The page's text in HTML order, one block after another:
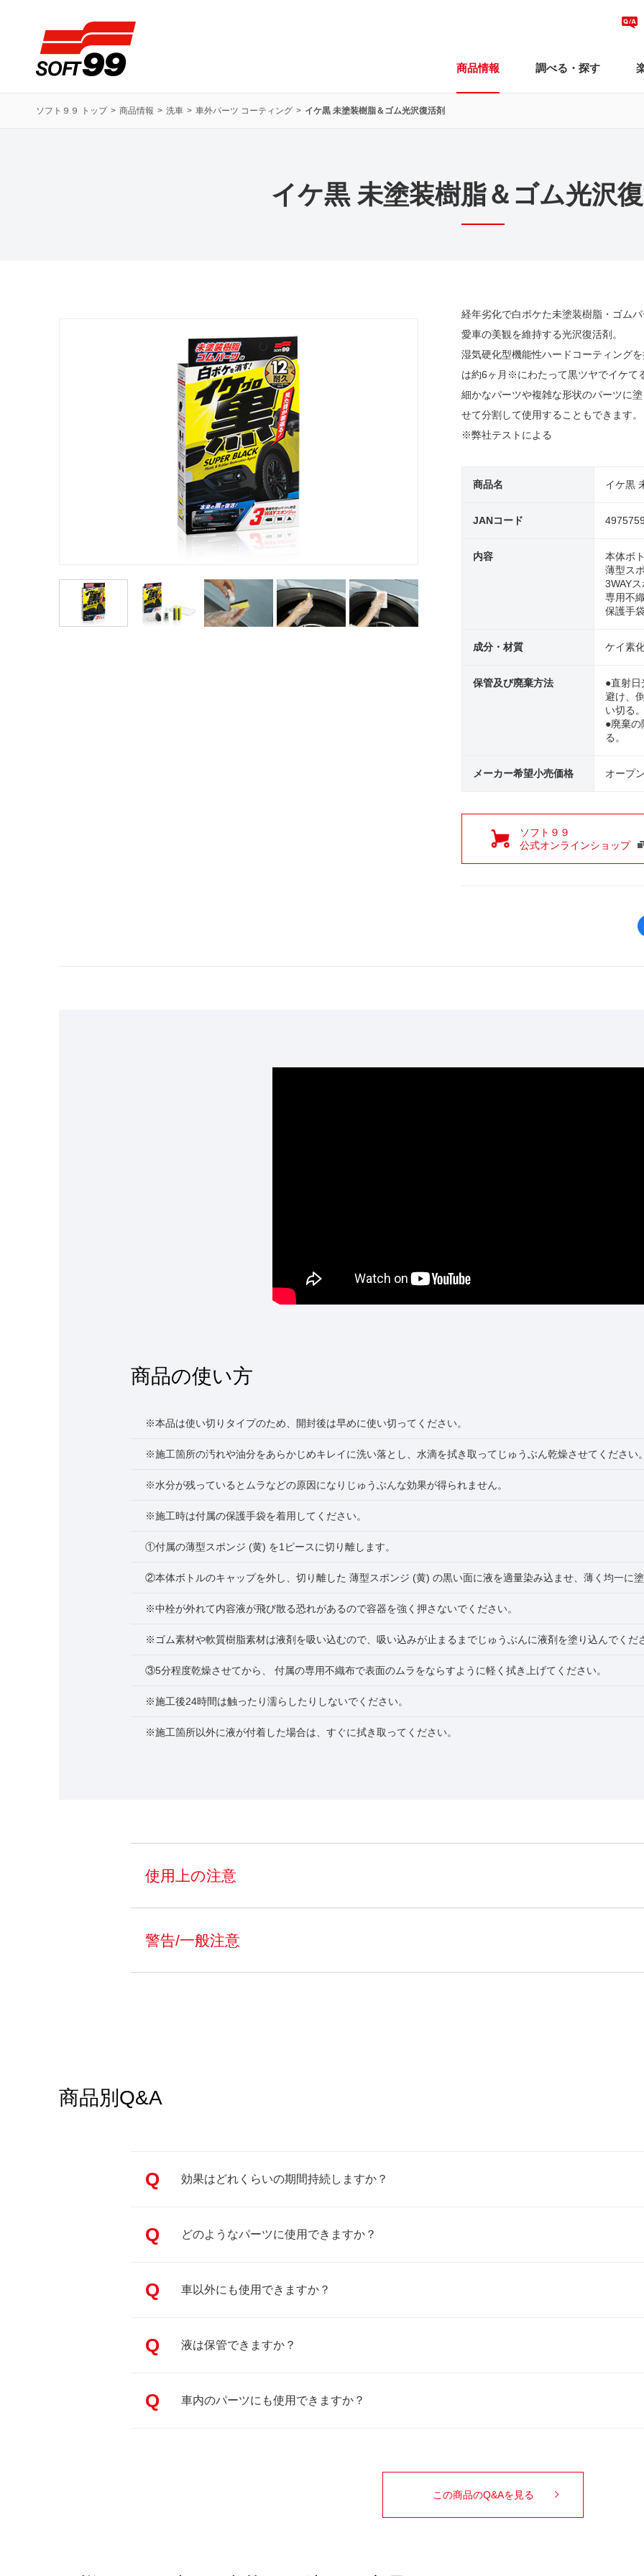
商品情報 調べる・探す
ソフト９９ トップ 商品情報 洗車 車外パーツ コーティング イケ黒 未塗装樹脂＆ゴム光沢復活剤
イケ黒 未塗装樹脂＆ゴム光沢
経年劣化で白ボケた未塗装樹脂・ゴム
愛車の美観を維持する光沢復活剤。
湿気硬化型機能性ハードコーティング
は約6ヶ月※にわたって黒ツヤでイケて
細かなパーツや複雑な形状のパーツに
せて分割して使用することもできます。
※弊社テストによる
商品名 イケ黒
JANコード
内容
本体ボ
薄型ス
3WAY
専用不
保護手
成分・材質 ケイ素
保管及び廃棄方法
●直射
避け、
い切る
●廃棄
る。
メーカー希望小売価格 オープ
ソフト９９
公式オンラインショップ
商品の使い方
※本品は使い切りタイプのため、開封後は早めに使い切ってください。
※施工箇所の汚れや油分をあらかじめキレイに洗い落とし、水滴を拭き取ってじゅうぶん乾燥させてください
※水分が残っているとムラなどの原因になりじゅうぶんな効果が得られません。
※施工時は付属の保護手袋を着用してください。
①付属の薄型スポンジ (黄) を1ピースに切り離します。
②本体ボトルのキャップを外し、切り離した 薄型スポンジ (黄) の黒い面に液を適量染み込ませ、薄く均一に
※中栓が外れて内容液が飛び散る恐れがあるので容器を強く押さないでください。
※ゴム素材や軟質樹脂素材は液剤を吸い込むので、吸い込みが止まるまでじゅうぶんに液剤を塗り込んでくだ
③5分程度乾燥させてから、 付属の専用不織布で表面のムラをならすように軽く拭き上げてください。
※施工後24時間は触ったり濡らしたりしないでください。
※施工箇所以外に液が付着した場合は、すぐに拭き取ってください。
使用上の注意
警告/一般注意
商品別Q&A
Q 効果はどれくらいの期間持続しますか？
Q どのようなパーツに使用できますか？
Q 車以外にも使用できますか？
Q 液は保管できますか？
Q 車内のパーツにも使用できますか？
この商品のQ&Aを見る